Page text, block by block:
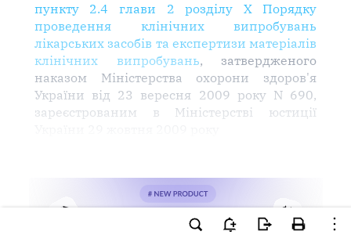
пункту 2.4 глави 2 розділу Х Порядку
проведення клінічних випробувань
лікарських засобів та експертизи матеріалів
клінічних випробувань, затвердженого
наказом Міністерства охорони здоров'я
України від 23 вересня 2009 року N 690,
зареєстрованим в Міністерстві юстиції